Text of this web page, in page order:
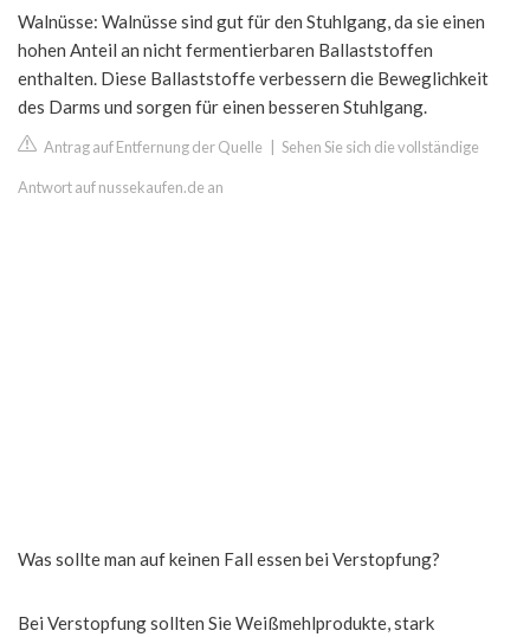
Walnüsse: Walnüsse sind gut für den Stuhlgang, da sie einen
hohen Anteil an nicht fermentierbaren Ballaststoffen
enthalten. Diese Ballaststoffe verbessern die Beweglichkeit
des Darms und sorgen für einen besseren Stuhlgang.
Antrag auf Entfernung der Quelle Sehen Sie sich die vollständige
Antwort auf nussekaufen.de an
Was sollte man auf keinen Fall essen bei Verstopfung?
Bei Verstopfung sollten Sie Weißmehlprodukte, stark